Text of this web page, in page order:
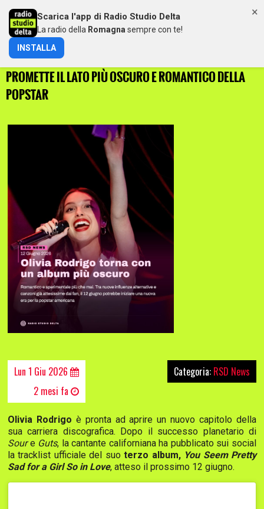
OLIVIA RODRIGO CAMBIA PELLE: IL NUOVO ALBUM
PROMETTE IL LATO PIÙ OSCURO E ROMANTICO DELLA
POPSTAR
Lun 1 Giu 2026
2 mesi fa
Categoria: RSD News
Olivia Rodrigo è pronta ad aprire un nuovo capitolo della
sua carriera discografica. Dopo il successo planetario di
Soure Guts, la cantante californiana ha pubblicato sui social
la tracklist ufficiale del suoterzo album, You Seem Pretty
Sad for a Girl So in Love, atteso il prossimo 12 giugno.
×
Scarica l'app di Radio Studio Delta
La radio della Romagna sempre con te!
INSTALLA